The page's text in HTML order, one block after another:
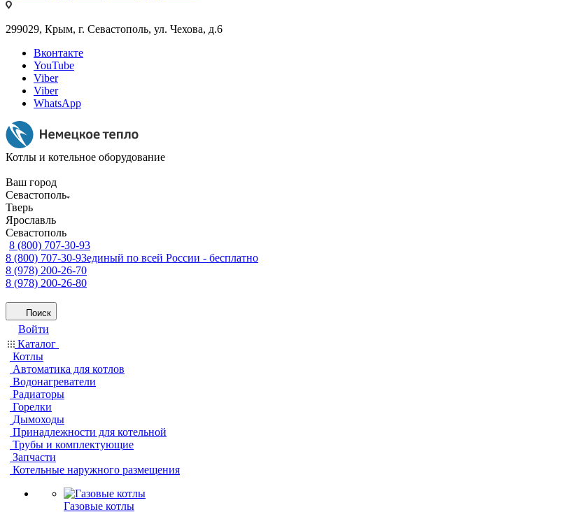
299029, Крым, г. Севастополь, ул. Чехова, д.6
Вконтакте
YouTube
Viber
Viber
WhatsApp
Котлы и котельное оборудование
Ваш город
Севастополь
Тверь
Ярославль
Севастополь
8 (800) 707-30-93
8 (800) 707-30-93единый по всей России - бесплатно
8 (978) 200-26-70
8 (978) 200-26-80
Поиск
Войти
Каталог
Котлы
Автоматика для котлов
Водонагреватели
Радиаторы
Горелки
Дымоходы
Принадлежности для котельной
Трубы и комплектующие
Запчасти
Котельные наружного размещения
Газовые котлы